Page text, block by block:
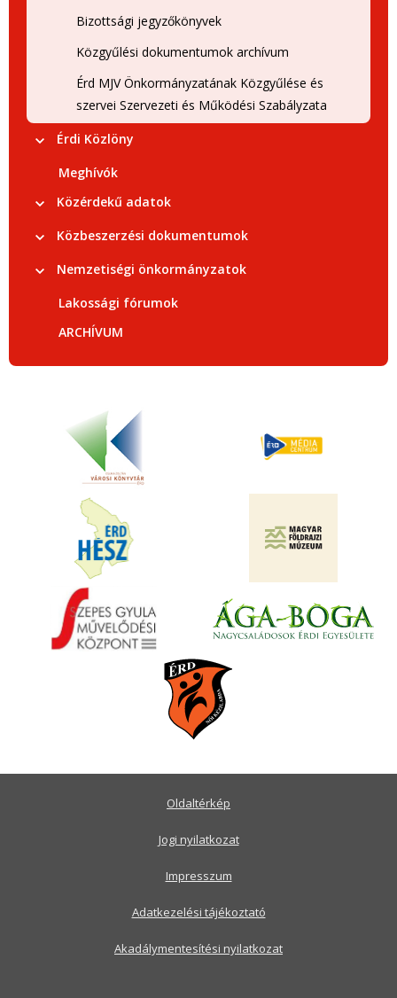
Bizottsági jegyzőkönyvek
Közgyűlési dokumentumok archívum
Érd MJV Önkormányzatának Közgyűlése és
szervei Szervezeti és Működési Szabályzata
Érdi Közlöny
Meghívók
Közérdekű adatok
Közbeszerzési dokumentumok
Nemzetiségi önkormányzatok
Lakossági fórumok
ARCHÍVUM
Oldaltérkép
Jogi nyilatkozat
Impresszum
Adatkezelési tájékoztató
Akadálymentesítési nyilatkozat